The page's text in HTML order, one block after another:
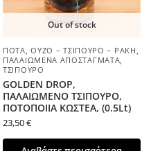
Out of stock
ΠΟΤΆ,ΟΎΖΟ – ΤΣΊΠΟΥΡΟ – ΡΑΚΉ ,
ΠΑΛΑΙΩΜΈΝΑ ΑΠΟΣΤΆΓΜΑΤΑ,
ΤΣΊΠΟΥΡΟ
GOLDEN DROP,
ΠΑΛΑΙΩΜΕΝΟ ΤΣΙΠΟΥΡΟ,
ΠΟΤΟΠΟΙΙΑ ΚΩΣΤΕΑ, (0.5Lt)
23,50€